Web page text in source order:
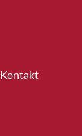
Kontakt